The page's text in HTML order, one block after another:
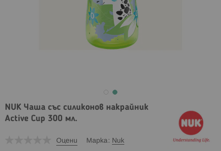
NUK Чаша със силиконов накрайник
Active Cup 300 мл.
Оцени Марка Nuk